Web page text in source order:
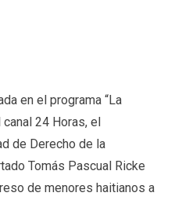
en el programa “La
24 Horas, el
de Derecho de la
Tomás Pascual Ricke
de menores haitianos a